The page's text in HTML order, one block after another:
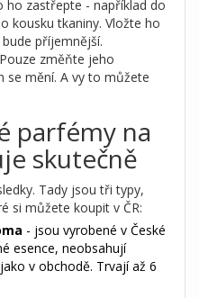
zastřepte - například do
kousku tkaniny. Vložte ho
příjemnější.
změňte jeho
se mění. A vy to můžete
parfémy na
skutečně
Tady jsou tři typy,
si můžete koupit v ČR:
- jsou vyrobené v České
esence, neobsahují
v obchodě. Trvají až 6